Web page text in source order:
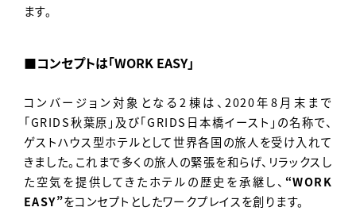
ます。
■コンセプトは「WORK EASY」
コンバージョン対象となる2棟は、2020年8月末まで
「GRIDS秋葉原」及び「GRIDS日本橋イースト」の名称で、
ゲストハウス型ホテルとして世界各国の旅人を受け入れて
きました。これまで多くの旅人の緊張を和らげ、リラックスし
た空気を提供してきたホテルの歴史を承継し、 “WORK
EASY”をコンセプトとしたワークプレイスを創ります。